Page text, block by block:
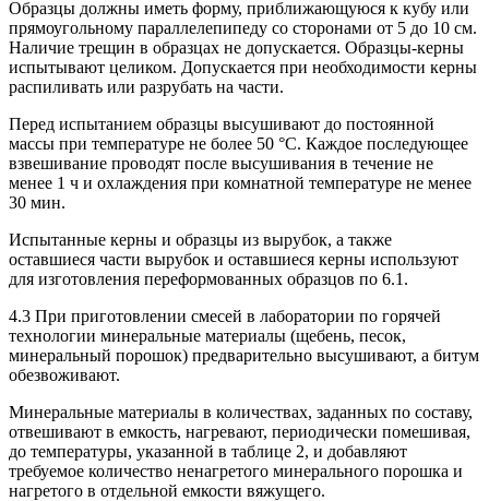
Образцы должны иметь форму, приближающуюся к кубу или
прямоугольному параллелепипеду со сторонами от 5 до 10 см.
Наличие трещин в образцах не допускается. Образцы-керны
испытывают целиком. Допускается при необходимости керны
распиливать или разрубать на части.
Перед испытанием образцы высушивают до постоянной
массы при температуре не более 50 °С. Каждое последующее
взвешивание проводят после высушивания в течение не
менее 1 ч и охлаждения при комнатной температуре не менее
30 мин.
Испытанные керны и образцы из вырубок, а также
оставшиеся части вырубок и оставшиеся керны используют
для изготовления переформованных образцов по 6.1.
4.3 При приготовлении смесей в лаборатории по горячей
технологии минеральные материалы (щебень, песок,
минеральный порошок) предварительно высушивают, а битум
обезвоживают.
Минеральные материалы в количествах, заданных по составу,
отвешивают в емкость, нагревают, периодически помешивая,
до температуры, указанной в таблице 2, и добавляют
требуемое количество ненагретого минерального порошка и
нагретого в отдельной емкости вяжущего.